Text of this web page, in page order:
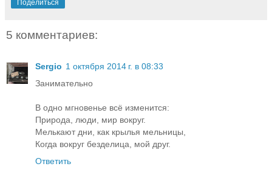
Поделиться
5 комментариев:
Sergio 1 октября 2014 г. в 08:33
Занимательно
В одно мгновенье всё изменится:
Природа, люди, мир вокруг.
Мелькают дни, как крылья мельницы,
Когда вокруг безделица, мой друг.
Ответить